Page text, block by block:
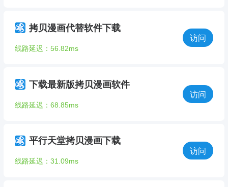
拷贝漫画代替软件下载
线路延迟：56.82ms
访问
下载最新版拷贝漫画软件
线路延迟：68.85ms
访问
平行天堂拷贝漫画下载
线路延迟：31.09ms
访问